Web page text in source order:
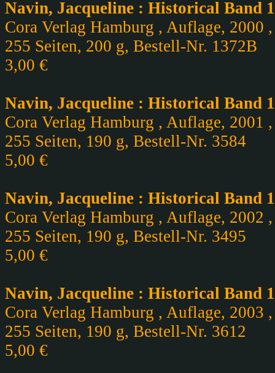
Navin, Jacqueline : Historical Band
Cora Verlag Hamburg , Auflage, 2000
255 Seiten, 200 g, Bestell-Nr. 1372B
3,00 €
Navin, Jacqueline : Historical Band
Cora Verlag Hamburg , Auflage, 2001
255 Seiten, 190 g, Bestell-Nr. 3584
5,00 €
Navin, Jacqueline : Historical Band
Cora Verlag Hamburg , Auflage, 2002
255 Seiten, 190 g, Bestell-Nr. 3495
5,00 €
Navin, Jacqueline : Historical Band
Cora Verlag Hamburg , Auflage, 2003
255 Seiten, 190 g, Bestell-Nr. 3612
5,00 €